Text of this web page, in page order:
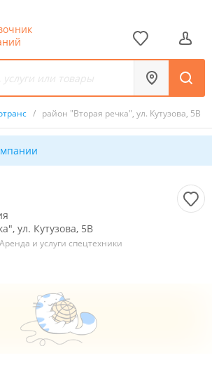
/ район "Вторая речка", ул. Кутузова, 5В
ул. Кутузова, 5В
Аренда и услуги спецтехники